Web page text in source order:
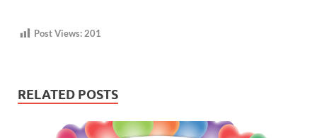
Post Views:201
RELATED POSTS